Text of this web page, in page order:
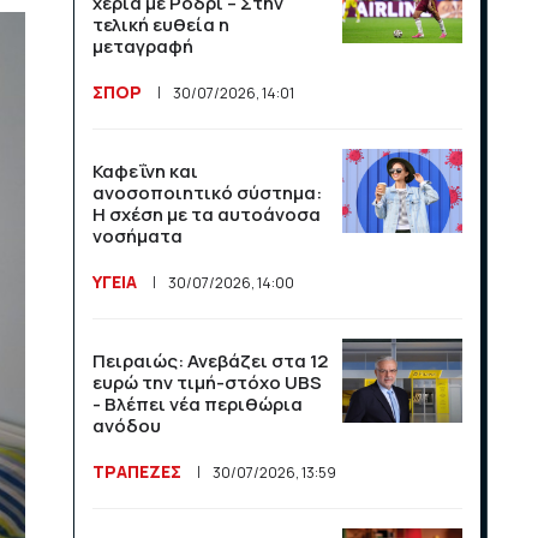
League και το Athens
Open στις αθλητικές
μεταδόσεις
ΣΠΟΡ 16/07/2026, 11:06
Μαχητικά F-35
υποδέχθηκαν την εθνική
Νορβηγίας στο Όσλο
ΣΠΟΡ 14/07/2026, 13:36
Βραχνάδα στη φωνή: Πότε
χρειάζεται περαιτέρω
έλεγχο;
ΥΓΕΙΑ
τελική ευθεία η
μεταγραφή
ΣΠΟΡ 30/07/2026, 14:01
Καφεΐνη και
ανοσοποιητικό σύστημα:
Η σχέση με τα αυτοάνοσα
νοσήματα
ΥΓΕΙΑ 30/07/2026, 14:00
Πειραιώς: Ανεβάζει στα 12
ευρώ την τιμή-στόχο UBS
- Βλέπει νέα περιθώρια
ανόδου
ΤΡΑΠΕΖΕΣ 30/07/2026, 13:59